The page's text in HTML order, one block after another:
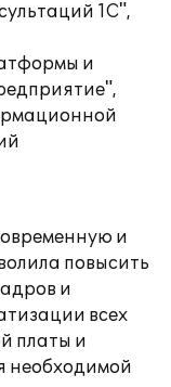
1С",
и
и
повысить
и
всех
платы и
необходимой